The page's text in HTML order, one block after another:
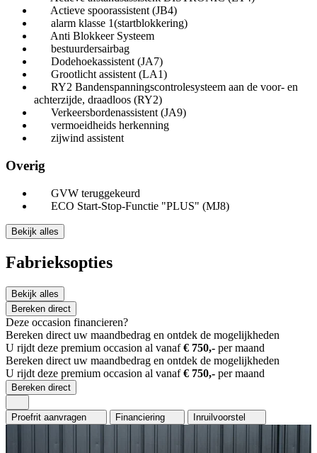
Actieve spoorassistent (JB4)
alarm klasse 1(startblokkering)
Anti Blokkeer Systeem
bestuurdersairbag
Dodehoekassistent (JA7)
Grootlicht assistent (LA1)
RY2 Bandenspanningscontrolesysteem aan de voor- en
achterzijde, draadloos (RY2)
Verkeersbordenassistent (JA9)
vermoeidheids herkenning
zijwind assistent
Overig
GVW teruggekeurd
ECO Start-Stop-Functie "PLUS" (MJ8)
Bekijk alles
Fabrieksopties
Bekijk alles
Bereken direct
Deze occasion financieren?
Bereken direct uw maandbedrag en ontdek de mogelijkheden
U rijdt deze premium occasion al vanaf€ 750,- per maand
Bereken direct uw maandbedrag en ontdek de mogelijkheden
U rijdt deze premium occasion al vanaf€ 750,- per maand
Bereken direct
Proefrit aanvragen Financiering Inruilvoorstel